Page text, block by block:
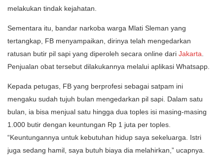
melakukan tindak kejahatan.
Sementara itu, bandar narkoba warga Mlati Sleman yang
tertangkap, FB menyampaikan, dirinya telah mengedarkan
ratusan butir pil sapi yang diperoleh secara online dari Jakarta
Penjualan obat tersebut dilakukannya melalui aplikasi Whatsapp.
Kepada petugas, FB yang berprofesi sebagai satpam ini
mengaku sudah tujuh bulan mengedarkan pil sapi. Dalam satu
bulan, ia bisa menjual satu hingga dua toples isi masing-masing
1.000 butir dengan keuntungan Rp 1 juta per toples.
“Keuntungannya untuk kebutuhan hidup saya sekeluarga. Istri
juga sedang hamil, saya butuh biaya dia melahirkan,” ucapnya.